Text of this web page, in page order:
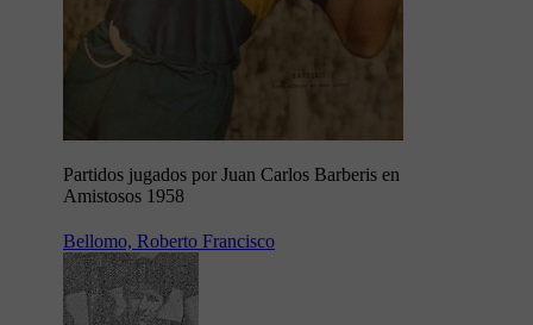
Partidos jugados por Juan Carlos Barberis en
Amistosos 1958
Bellomo, Roberto Francisco